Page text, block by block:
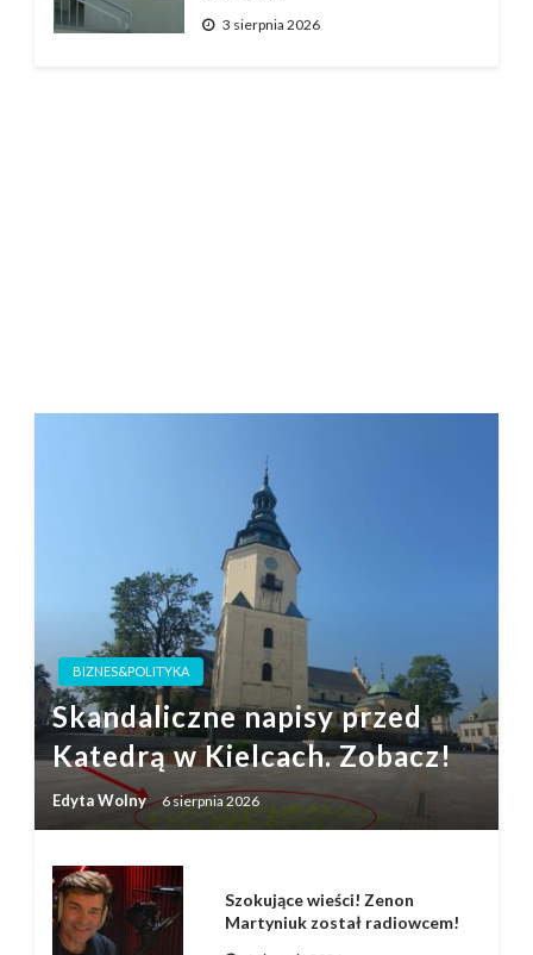
3 sierpnia 2026
BIZNES&POLITYKA
Skandaliczne napisy przed
Katedrą w Kielcach. Zobacz!
Edyta Wolny 6 sierpnia 2026
Szokujące wieści! Zenon
Martyniuk został radiowcem!